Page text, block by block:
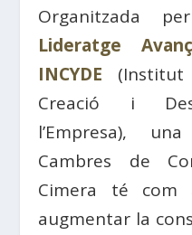
Organitzada
Lideratge
INCYDE
Creació i
l’Empresa),
Cambres de
Cimera té com
augmentar la